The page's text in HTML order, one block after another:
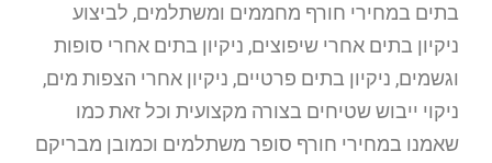
בתים במחירי חורף מחממים ומשתלמים, לביצוע
ניקיון בתים אחרי שיפוצים, ניקיון בתים אחרי סופות
וגשמים, ניקיון בתים פרטיים, ניקיון אחרי הצפות מים,
ניקוי ייבוש שטיחים בצורה מקצועית וכל זאת כמו
שאמנו במחירי חורף סופר משתלמים וכמובן מבריקם